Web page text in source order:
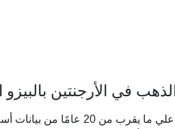
في الأرجنتين بالبيزو
يوضح المخطط التفاعلي ما